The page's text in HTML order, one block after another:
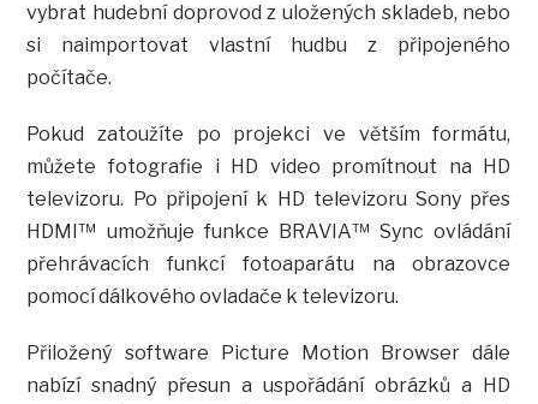
vybrat hudební doprovod z uložených skladeb, nebo
si naimportovat vlastní hudbu z připojeného
počítače.
Pokud zatoužíte po projekci ve větším formátu,
můžete fotografie i HD video promítnout na HD
televizoru. Po připojení k HD televizoru Sony přes
HDMI™ umožňuje funkce BRAVIA™ Sync ovládání
přehrávacích funkcí fotoaparátu na obrazovce
pomocí dálkového ovladače k televizoru.
Přiložený software Picture Motion Browser dále
nabízí snadný přesun a uspořádání obrázků a HD